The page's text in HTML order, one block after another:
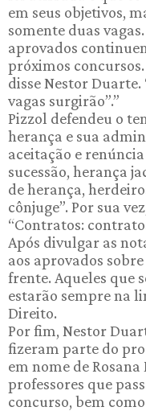
em seus objetivos,
somente duas
aprovados
próximos
disse Nestor Duarte.
vagas surgirão”.”
Pizzol defendeu o
herança e sua
aceitação e
sucessão, herança
de herança,
cônjuge”. Por sua
“Contratos:
Após divulgar as
aos aprovados
frente. Aqueles que
estarão sempre na
Direito.
Por fim, Nestor
fizeram parte do
em nome de
professores que
concurso, bem